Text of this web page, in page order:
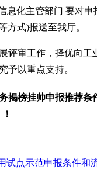
息化主管部门 要对
方式)报送至我厅。
审工作，择优向工
予以重点支持。
揭榜挂帅申报推荐条
！
试点示范申报条件和